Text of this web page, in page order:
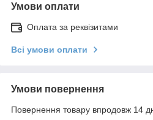
Умови оплати
Оплата за реквізитами
Всі умови оплати
Умови повернення
Повернення товару впродовж 14